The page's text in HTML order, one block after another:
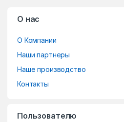
О нас
О Компании
Наши партнеры
Наше производство
Контакты
Пользователю